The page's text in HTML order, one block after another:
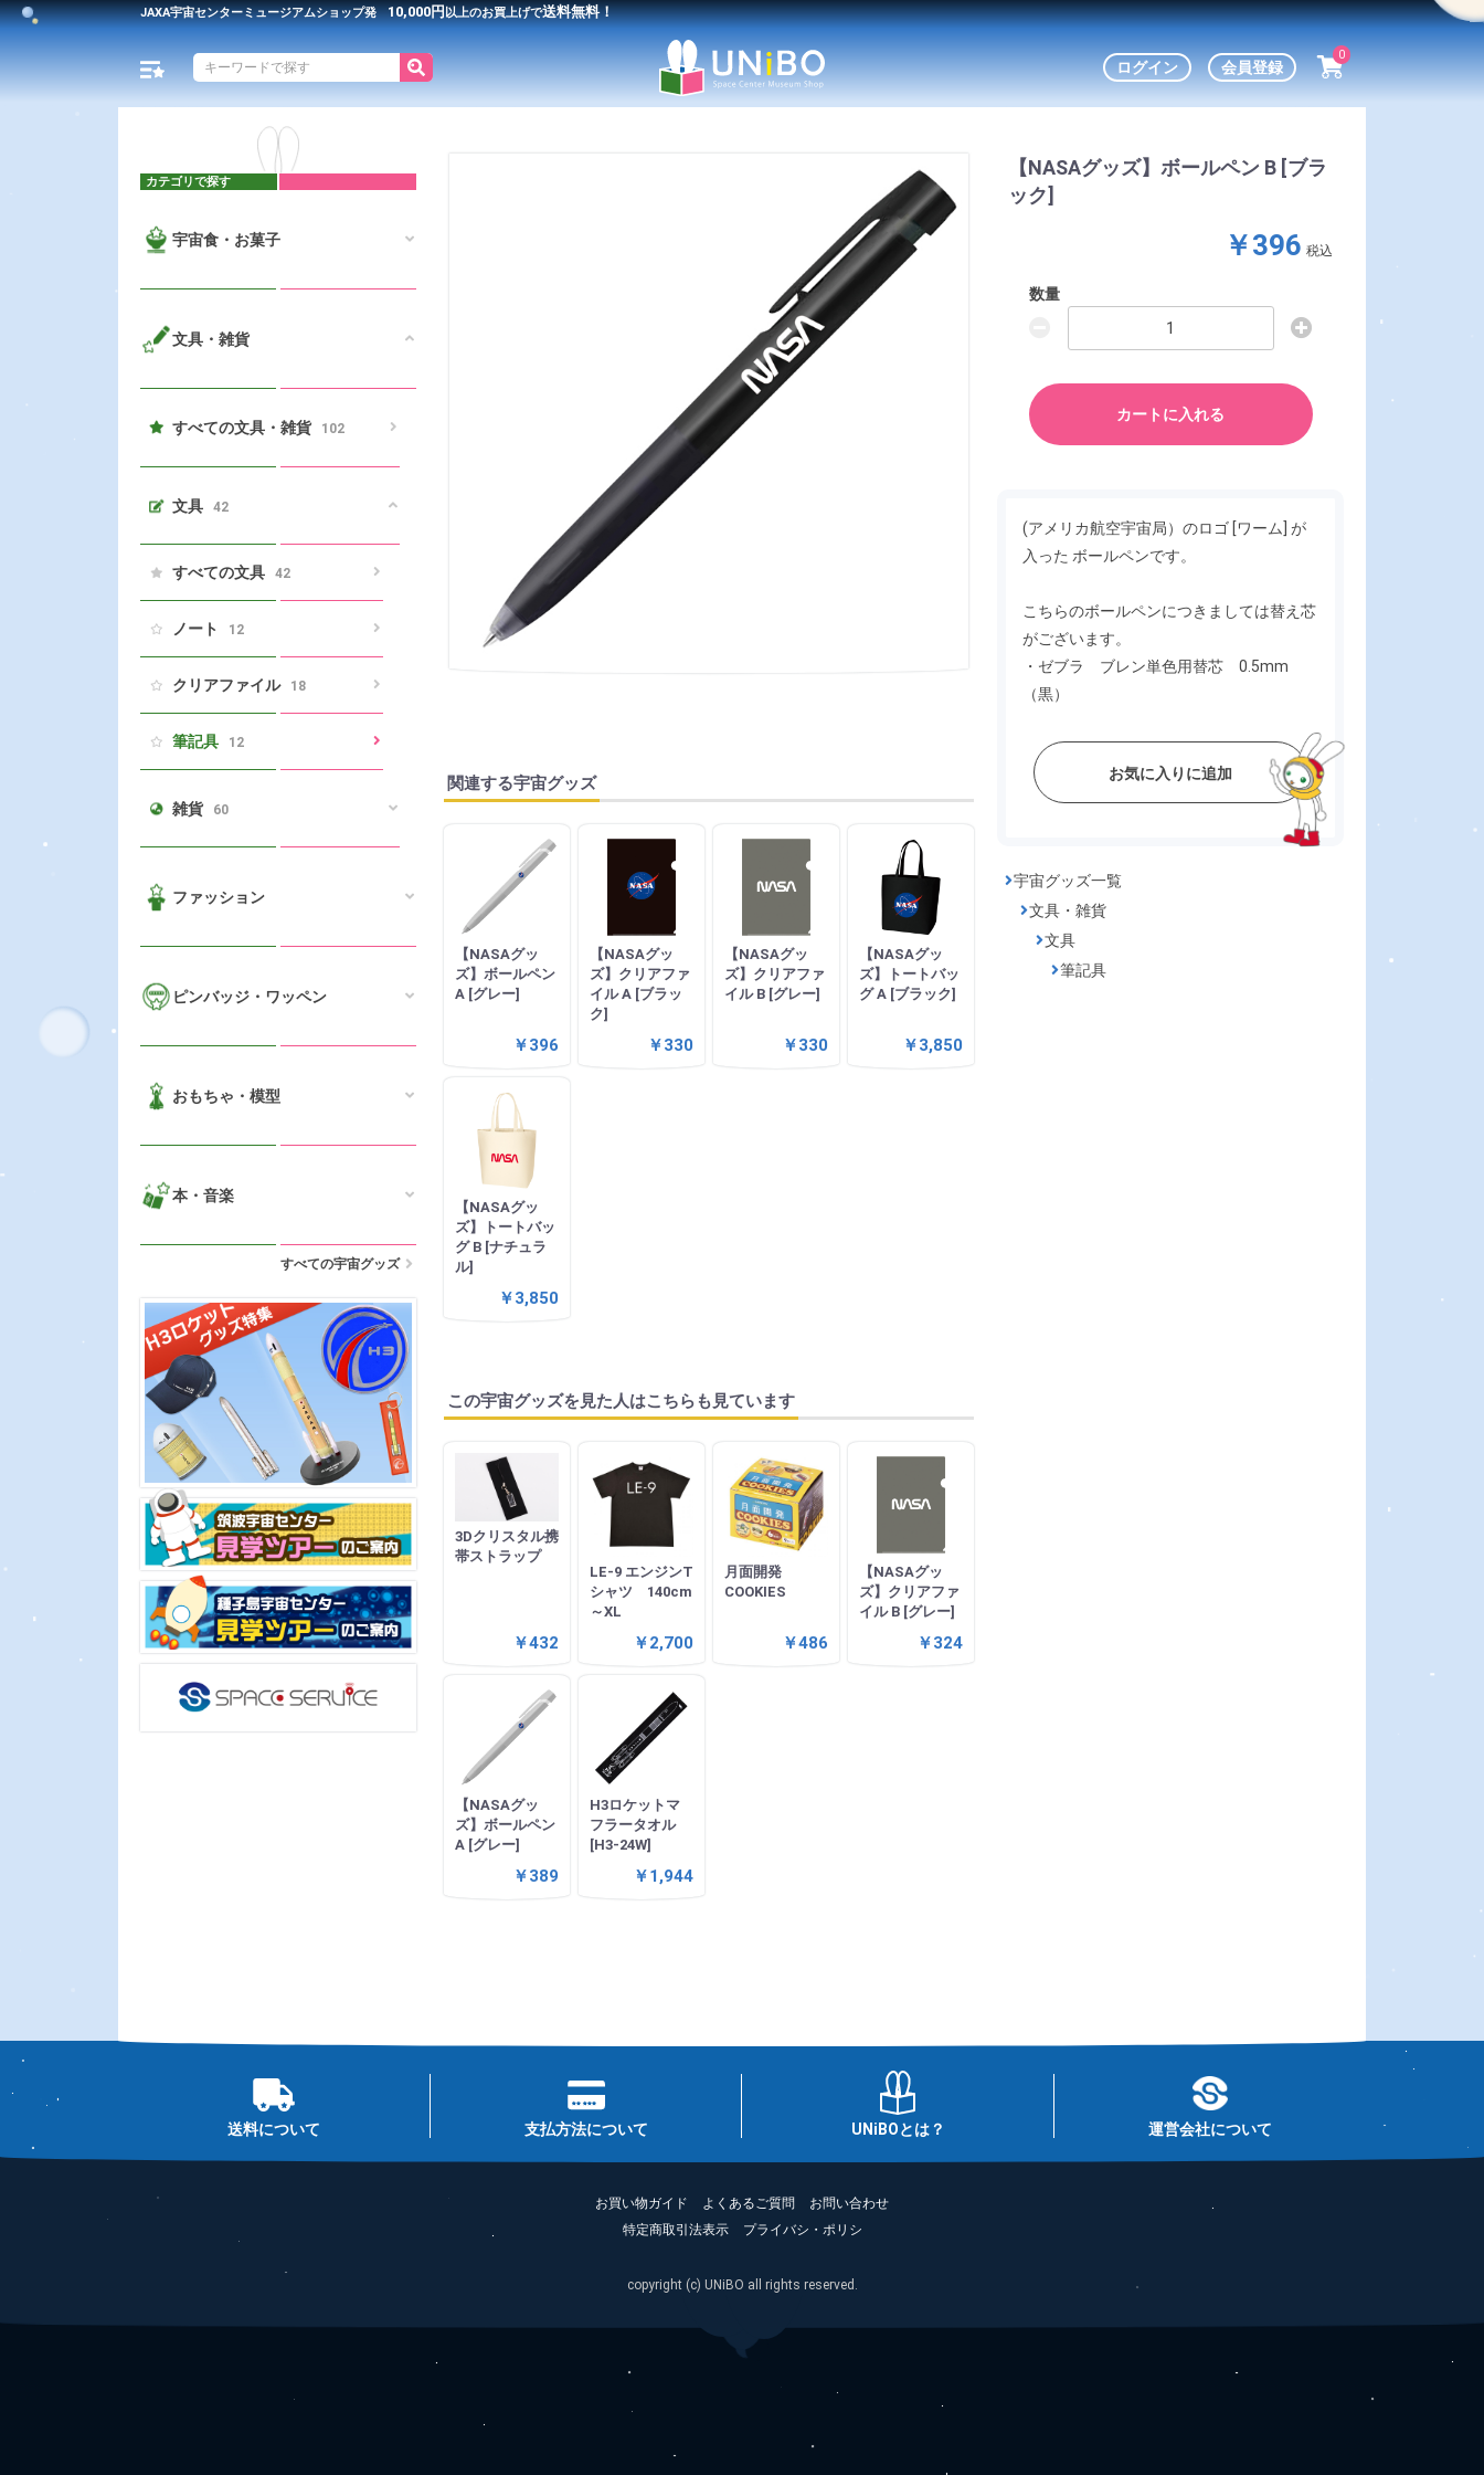
JAXA宇宙センターミュージアムショップ発 10,000円以上のお買上げで送料無料！
ログイン 会員登録
0
カテゴリで探す
宇宙食・お菓子
文具・雑貨
すべての文具・雑貨 102
文具 42
すべての文具 42
ノート 12
クリアファイル 18
筆記具 12
雑貨 60
ファッション
ピンバッジ・ワッペン
おもちゃ・模型
本・音楽
すべての宇宙グッズ
関連する宇宙グッズ
【NASAグッ
ズ】ボールペン
A [グレー]
￥396
【NASAグッ
ズ】クリアファ
イル A [ブラッ
ク]
￥330
【NASAグッ
ズ】クリアファ
イル B [グレー]
￥330
【NASAグッ
ズ】トートバッ
グ A [ブラック]
￥3,850
【NASAグッ
ズ】トートバッ
グ B [ナチュラ
ル]
￥3,850
この宇宙グッズを見た人はこちらも見ています
3Dクリスタル携
帯ストラップ
￥432
LE-9 エンジンT
シャツ 140cm
～XL
￥2,700
月面開発
COOKIES
￥486
【NASAグッ
ズ】クリアファ
イル B [グレー]
￥324
【NASAグッ
ズ】ボールペン
A [グレー]
￥389
H3ロケットマ
フラータオル
[H3-24W]
￥1,944
【NASAグッズ】ボールペン B [ブラ
ック]
￥396 税込
数量
カートに入れる
(アメリカ航空宇宙局）のロゴ [ワーム] が
入った ボールペンです。
こちらのボールペンにつきましては替え芯
がございます。
・ゼブラ ブレン単色用替芯 0.5mm
（黒）
お気に入りに追加
宇宙グッズ一覧
文具・雑貨
文具
筆記具
送料について 支払方法について UNiBOとは？ 運営会社について
お買い物ガイド よくあるご質問
お問い合わせ
特定商取引法表示
プライバシ・ポリシ
copyright (c) UNiBO all rights reserved.